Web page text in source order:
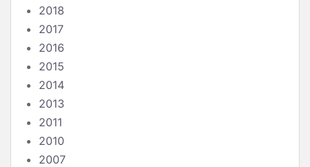
2018
2017
2016
2015
2014
2013
2011
2010
2007